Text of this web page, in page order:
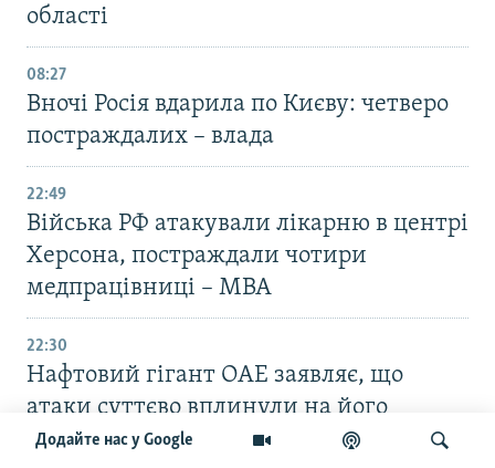
Додайте нас у Google
області
08:27
Вночі Росія вдарила по Києву: четверо
постраждалих – влада
22:49
Війська РФ атакували лікарню в центрі
Херсона, постраждали чотири
медпрацівниці – МВА
22:30
Нафтовий гігант ОАЕ заявляє, що
атаки суттєво вплинули на його
діяльність